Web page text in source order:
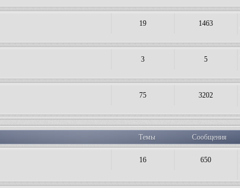
19 1463
3 5
75 3202
Темы Сообщения
16 650